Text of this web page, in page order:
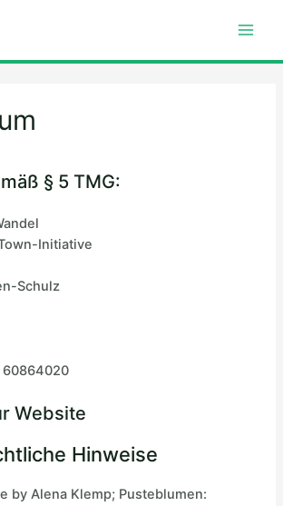
§ 5 TMG:
Initiative
Schulz
Website
Hinweise
by Alena Klemp; Pusteblumen: